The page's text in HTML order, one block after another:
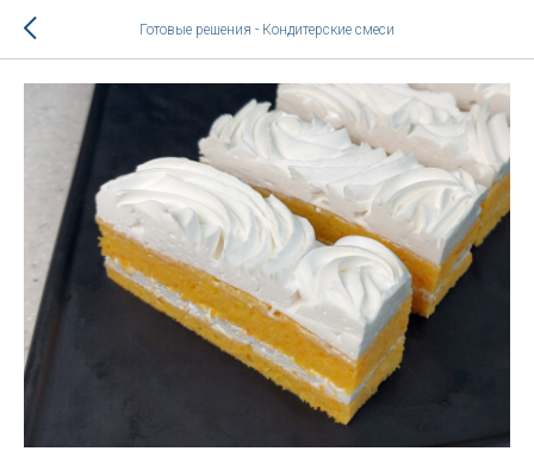
Готовые решения - Кондитерские смеси